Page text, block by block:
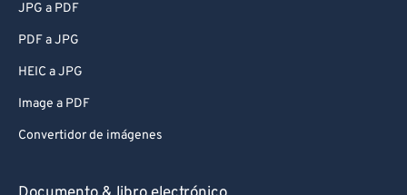
JPG a PDF
PDF a JPG
HEIC a JPG
Image a PDF
Convertidor de imágenes